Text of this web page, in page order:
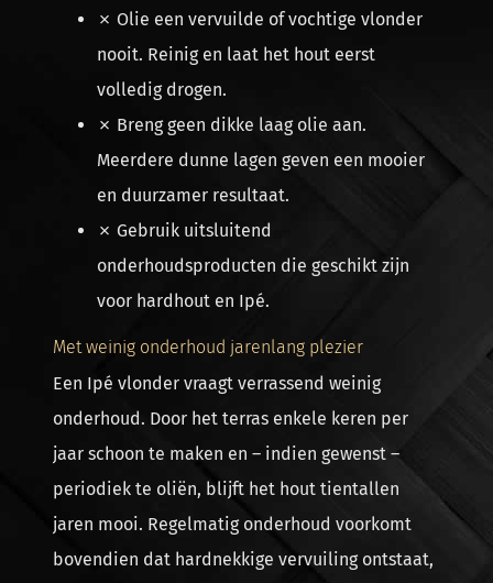
✗ Olie een vervuilde of vochtige vlonder
nooit. Reinig en laat het hout eerst
volledig drogen.
✗ Breng geen dikke laag olie aan.
Meerdere dunne lagen geven een mooier
en duurzamer resultaat.
✗ Gebruik uitsluitend
onderhoudsproducten die geschikt zijn
voor hardhout en Ipé.
Met weinig onderhoud jarenlang plezier
Een Ipé vlonder vraagt verrassend weinig
onderhoud. Door het terras enkele keren per
jaar schoon te maken en – indien gewenst –
periodiek te oliën, blijft het hout tientallen
jaren mooi. Regelmatig onderhoud voorkomt
bovendien dat hardnekkige vervuiling ontstaat,